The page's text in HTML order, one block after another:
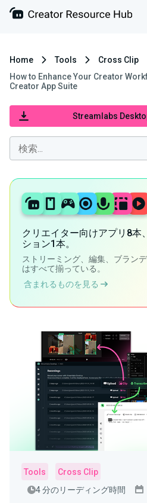
Home Tools
Cross Clip
How to Enhance Your Creator
Creator App Suite
Streamlabs
クリエイター向けアプリ8本、
ション1本。
ストリーミング、編集、ブラン
はすべて揃っている。
含まれるものを見る
Tools
Cross Clip
4 分のリーディング時間